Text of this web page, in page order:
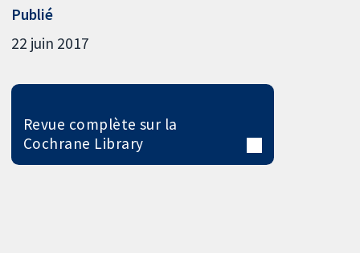
Publié
22 juin 2017
Revue complète sur la
Cochrane Library